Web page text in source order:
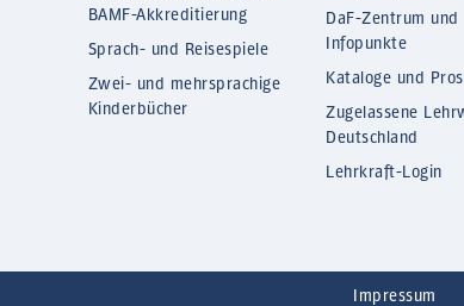
BAMF-Akkreditierung
Sprach- und Reisespiele
Zwei- und mehrsprachige
Kinderbücher
DaF-Zentrum und
Infopunkte
Kataloge und
Zugelassene
Deutschland
Lehrkraft-Login
Impressum